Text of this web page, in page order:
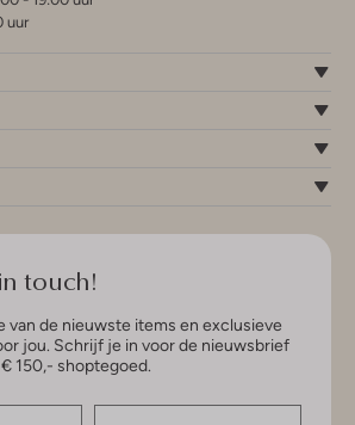
uur
touch!
van de nieuwste items en exclusieve
jou. Schrijf je in voor de nieuwsbrief
150,- shoptegoed.